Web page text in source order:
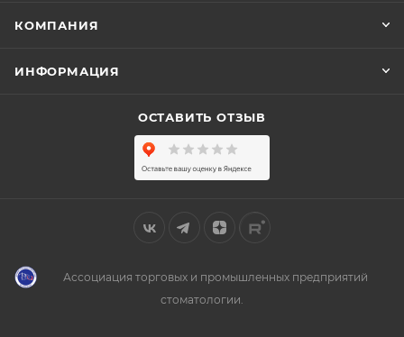
КОМПАНИЯ
ИНФОРМАЦИЯ
ОСТАВИТЬ ОТЗЫВ
Ассоциация торговых и промышленных предприятий
стоматологии.